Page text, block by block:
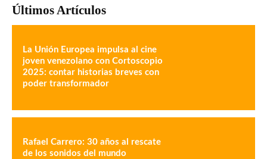
Últimos Artículos
La Unión Europea impulsa al cine
joven venezolano con Cortoscopio
2025: contar historias breves con
poder transformador
Rafael Carrero: 30 años al rescate
de los sonidos del mundo